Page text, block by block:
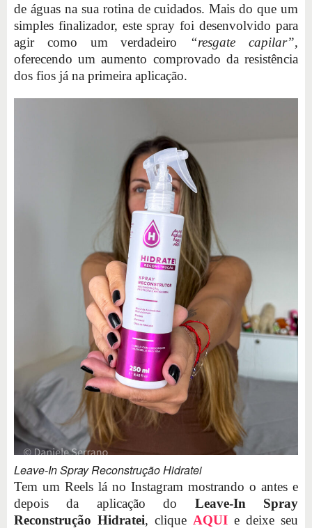
de águas na sua rotina de cuidados. Mais do que um
simples finalizador, este spray foi desenvolvido para
agir como um verdadeiro “resgate capilar”,
oferecendo um aumento comprovado da resistência
dos fios já na primeira aplicação.
Leave-In Spray Reconstrução Hidratei
Tem um Reels lá no Instagram mostrando o antes e
depois da aplicação do Leave-In Spray
Reconstrução Hidratei, clique AQUI e deixe seu